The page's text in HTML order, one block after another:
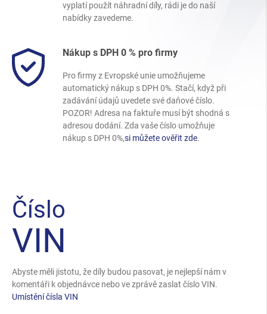
vyplatí použít náhradní díly, rádi je do naší
nabídky zavedeme.
Nákup s DPH 0 % pro firmy
Pro firmy z Evropské unie umožňujeme
automatický nákup s DPH 0%. Stačí, když při
zadávání údajů uvedete své daňové číslo.
POZOR! Adresa na faktuře musí být shodná s
adresou dodání. Zda vaše číslo umožňuje
nákup s DPH 0%,si můžete ověřit zde.
Číslo
VIN
Abyste měli jistotu, že díly budou pasovat, je nejlepší nám v
komentáři k objednávce nebo ve zprávě zaslat číslo VIN.
Umístění čísla VIN